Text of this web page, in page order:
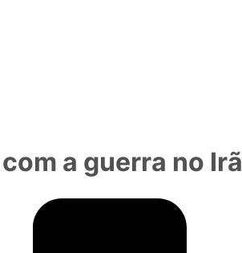
a guerra no Irã